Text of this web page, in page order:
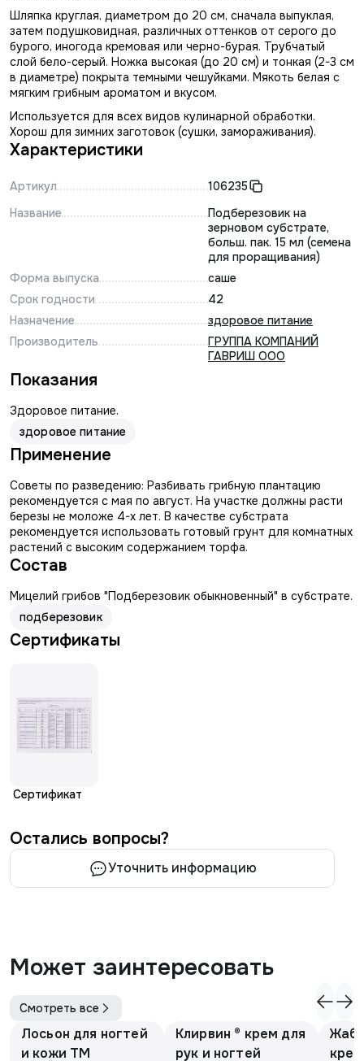
Шляпка круглая, диаметром до 20 см, сначала выпуклая,
затем подушковидная, различных оттенков от серого до
бурого, иногода кремовая или черно-бурая. Трубчатый
слой бело-серый. Ножка высокая (до 20 см) и тонкая (2-3 см
в диаметре) покрыта темными чешуйками. Мякоть белая с
мягким грибным ароматом и вкусом.
Используется для всех видов кулинарной обработки.
Хорош для зимних заготовок (сушки, замораживания).
Характеристики
Артикул
106235
Название
Подберезовик на
зерновом субстрате,
больш. пак. 15 мл (семена
для проращивания)
Форма выпуска
саше
Срок годности
42
Назначение
здоровое питание
Производитель
ГРУППА КОМПАНИЙ
ГАВРИШ ООО
Показания
Здоровое питание.
здоровое питание
Применение
Советы по разведению: Разбивать грибную плантацию
рекомендуется с мая по август. На участке должны расти
березы не моложе 4-х лет. В качестве субстрата
рекомендуется использовать готовый грунт для комнатных
растений с высоким содержанием торфа.
Состав
Мицелий грибов "Подберезовик обыкновенный" в субстрате.
подберезовик
Сертификаты
Сертификат
Остались вопросы?
Уточнить информацию
Может заинтересовать
Смотреть все
Лосьон для ногтей
и кожи ТМ
Клирвин ® крем для
рук и ногтей